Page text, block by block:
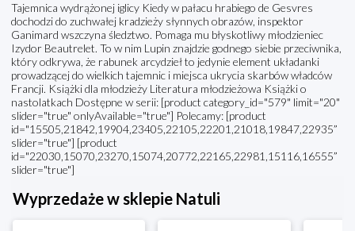
Tajemnica wydrążonej iglicy Kiedy w pałacu hrabiego de Gesvres
dochodzi do zuchwałej kradzieży słynnych obrazów, inspektor
Ganimard wszczyna śledztwo. Pomaga mu błyskotliwy młodzieniec
Izydor Beautrelet. To w nim Lupin znajdzie godnego siebie przeciwnika,
który odkrywa, że rabunek arcydzieł to jedynie element układanki
prowadzącej do wielkich tajemnic i miejsca ukrycia skarbów władców
Francji. Książki dla młodzieży Literatura młodzieżowa Książki o
nastolatkach Dostępne w serii: [product category_id="579" limit="20"
slider="true" onlyAvailable="true"] Polecamy: [product
id="15505,21842,19904,23405,22105,22201,21018,19847,22935”
slider="true"] [product
id="22030,15070,23270,15074,20772,22165,22981,15116,16555”
slider="true"]
Wyprzedaże w sklepie Natuli